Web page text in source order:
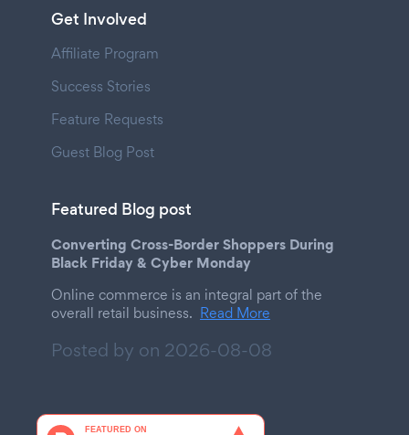
Get Involved
Affiliate Program
Success Stories
Feature Requests
Guest Blog Post
Featured Blog post
Converting Cross-Border Shoppers During
Black Friday & Cyber Monday
Online commerce is an integral part of the
overall retail business. Read More
Posted by on 2026-08-08